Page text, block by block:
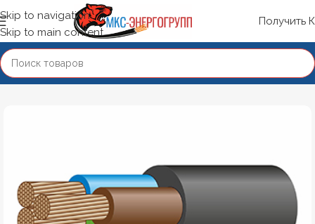
Skip to navigation
Skip to main content
Получить